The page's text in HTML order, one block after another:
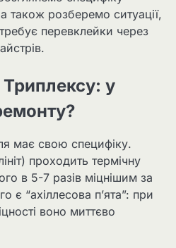
також розберемо ситуації,
перевклейки через
Триплексу: у
має свою специфіку.
проходить термічну
в 5-7 разів міцнішим за
є “ахіллесова п’ята”: при
воно миттєво